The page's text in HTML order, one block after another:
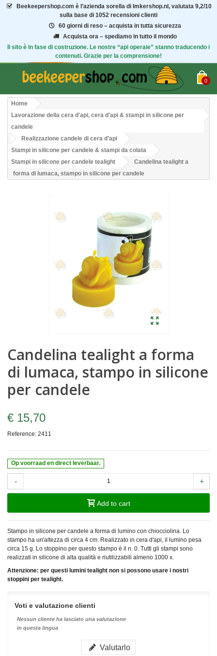
Beekeepershop.com è l’azienda sorella di Imkershop.nl, valutata 9,2/10
sulla base di 1052 recensioni clienti
60 giorni di reso – acquista in tutta sicurezza
Acquista ora – spediamo in tutto il mondo
Il sito è in fase di costruzione. Le nostre “api operaie” stanno traducendo i
contenuti. Grazie per la comprensione!
0
Home
Lavorazione della cera d'api, cera d'api & stampi in silicone per
candele
Realizzazione candele di cera d'api
Stampi in silicone per candele & stampi da colata
Stampi in silicone per candele tealight
Candelina tealight a
forma di lumaca, stampo in silicone per candele
Candelina tealight a forma
di lumaca, stampo in silicone
per candele
€ 15,70
Reference: 2411
Op voorraad en direct leverbaar.
- +
Add to cart
Stampo in silicone per candele a forma di lumino con chiocciolina. Lo
stampo ha un'altezza di circa 4 cm. Realizzato in cera d'api, il lumino pesa
circa 15 g. Lo stoppino per questo stampo è il n. 0. Tutti gli stampi sono
realizzati in silicone di alta qualità e riutilizzabili almeno 1000 x.
Attenzione: per questi lumini tealight non si possono usare i nostri
stoppini per tealight.
Voti e valutazione clienti
Nessun cliente ha lasciato una valutazione
in questa lingua
Valutarlo